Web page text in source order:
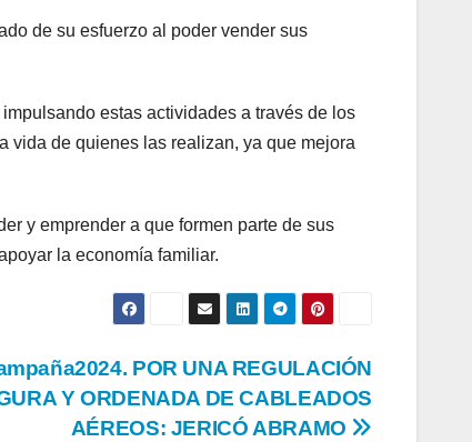
de su esfuerzo al poder vender sus
estas actividades a través de los
vida de quienes las realizan, ya que mejora
y emprender a que formen parte de sus
la economía familiar.
POR UNA REGULACIÓN
Y ORDENADA DE CABLEADOS
AÉREOS: JERICÓ ABRAMO